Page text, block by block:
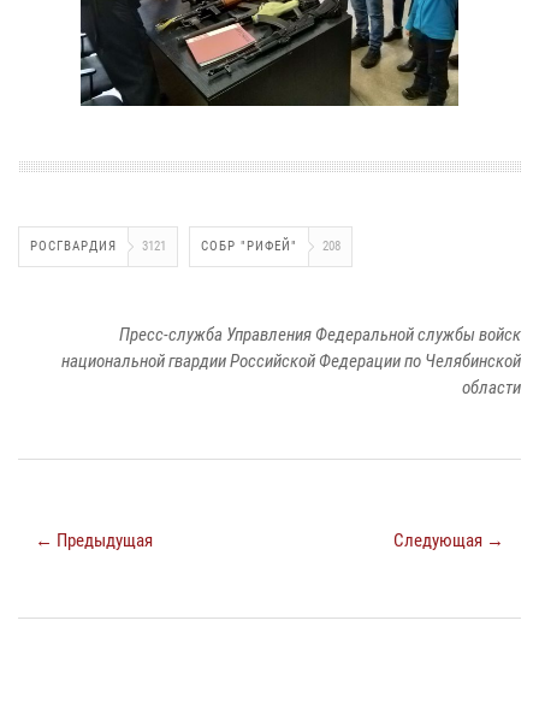
РОСГВАРДИЯ 3121 СОБР "РИФЕЙ" 208
Пресс-служба Управления Федеральной службы войск
национальной гвардии Российской Федерации по Челябинской
области
← Предыдущая Следующая →